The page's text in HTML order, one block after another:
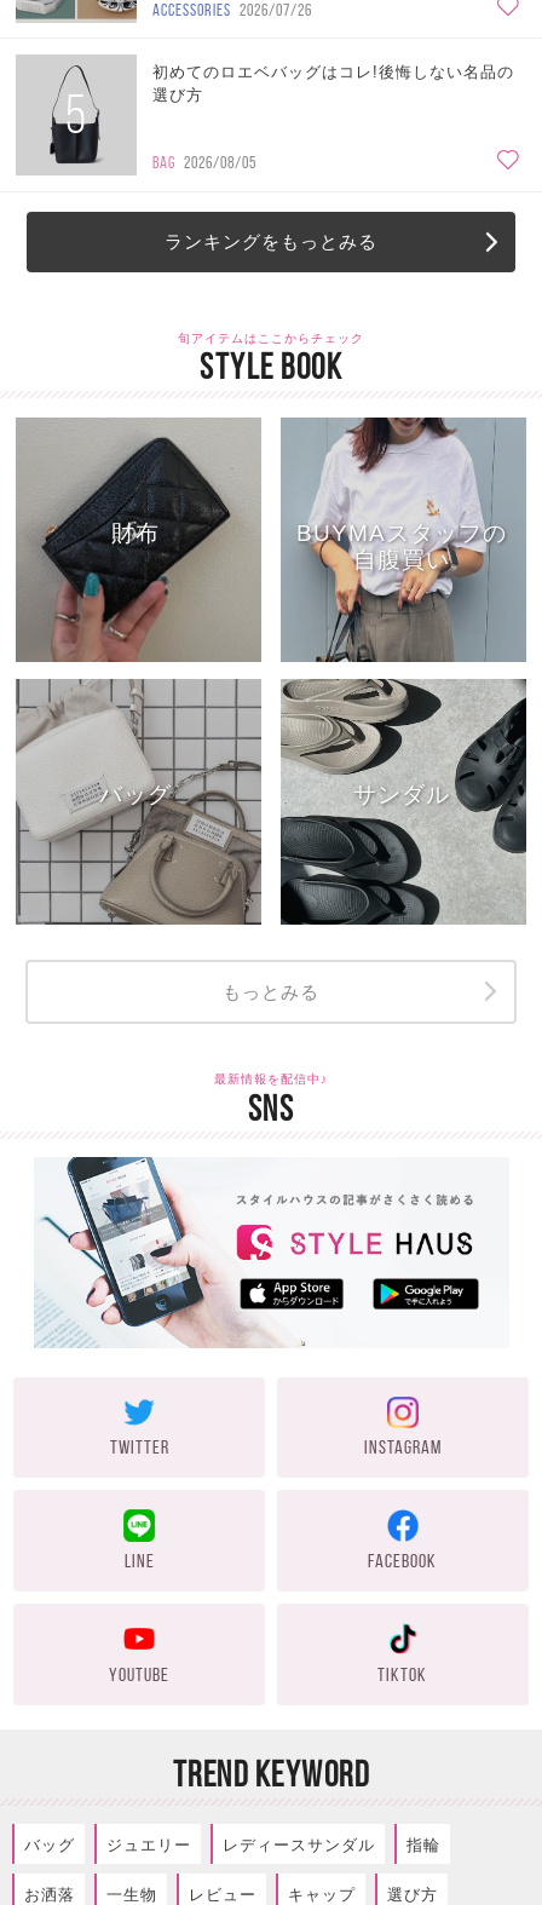
ACCESSORIES 2026/07/26
5
初めてのロエベバッグはコレ!後悔しない名品の
選び方
BAG 2026/08/05
ランキングをもっとみる
旬アイテムはここからチェック
STYLE BOOK
財布
BUYMAスタッフの
自腹買い
バッグ サンダル
もっとみる
最新情報を配信中♪
SNS
TWITTER INSTAGRAM
LINE FACEBOOK
YOUTUBE TIKTOK
TREND KEYWORD
バッグ ジュエリー レディースサンダル 指輪
お洒落 一生物 レビュー キャップ 選び方